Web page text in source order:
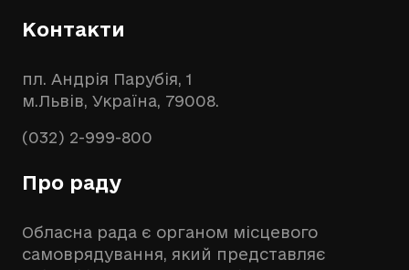
Контакти
пл. Андрія Парубія, 1
м.Львів, Україна, 79008.
(032) 2-999-800
Про раду
Обласна рада є органом місцевого
самоврядування, який представляє